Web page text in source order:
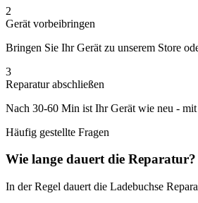
2
Gerät vorbeibringen
Bringen Sie Ihr Gerät zu unserem Store
3
Reparatur abschließen
Nach 30-60 Min ist Ihr Gerät wie neu - mit
Häufig gestellte Fragen
Wie lange dauert die Reparatur?
In der Regel dauert die Ladebuchse